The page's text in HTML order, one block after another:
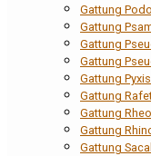
Gattung
Gattung
Gattung
Gattung
Gattung
Gattung
Gattung
Gattung
Gattung